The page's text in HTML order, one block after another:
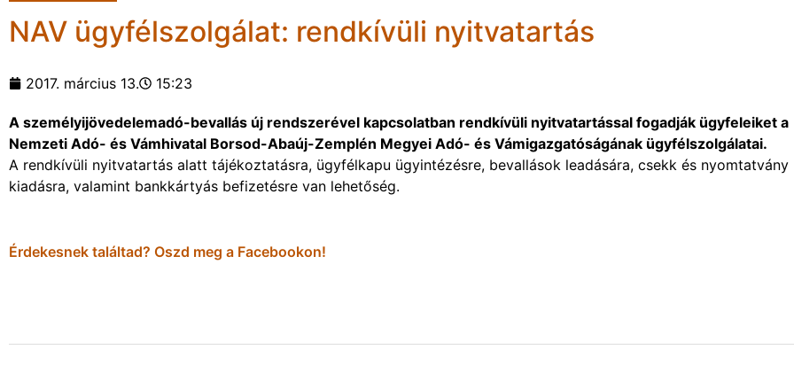
NAV ügyfélszolgálat: rendkívüli nyitvatartás
2017. március 13. 15:23
A személyijövedelemadó-bevallás új rendszerével kapcsolatban rendkívüli nyitvatartással fogadják ügyfeleiket a
Nemzeti Adó- és Vámhivatal Borsod-Abaúj-Zemplén Megyei Adó- és Vámigazgatóságának ügyfélszolgálatai.
A rendkívüli nyitvatartás alatt tájékoztatásra, ügyfélkapu ügyintézésre, bevallások leadására, csekk és nyomtatvány
kiadásra, valamint bankkártyás befizetésre van lehetőség.
Érdekesnek találtad? Oszd meg a Facebookon!